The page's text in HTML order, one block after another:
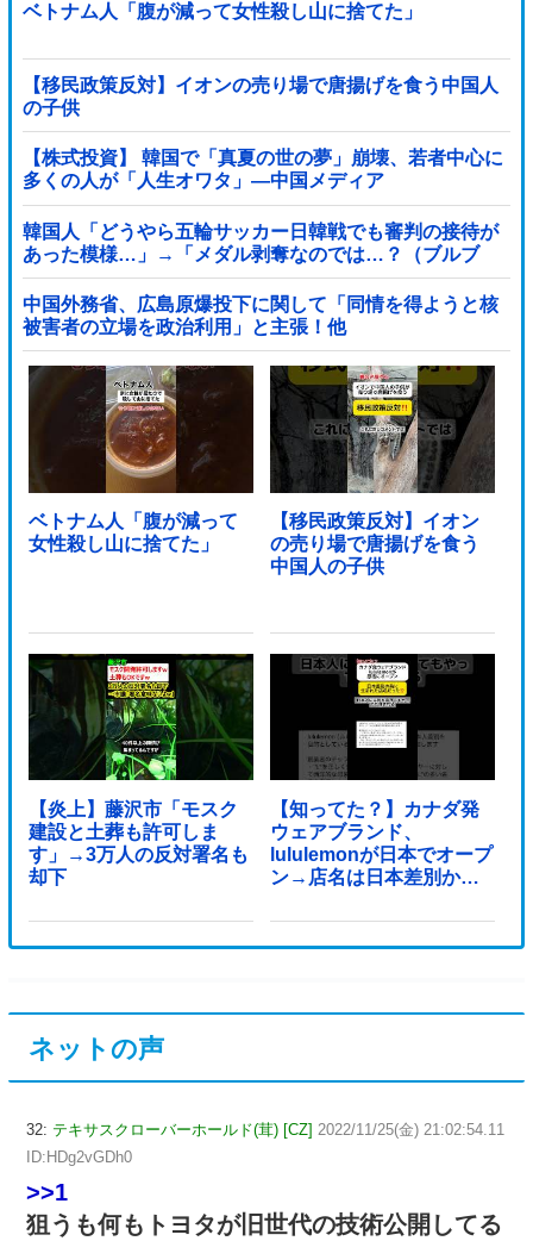
ベトナム人「腹が減って女性殺し山に捨てた」
【移民政策反対】イオンの売り場で唐揚げを食う中国人
の子供
【株式投資】 韓国で「真夏の世の夢」崩壊、若者中心に
多くの人が「人生オワタ」―中国メディア
韓国人「どうやら五輪サッカー日韓戦でも審判の接待が
あった模様…」→「メダル剥奪なのでは…？（ブルブ
ル」＝韓国の反応
中国外務省、広島原爆投下に関して「同情を得ようと核
被害者の立場を政治利用」と主張！他
ベトナム人「腹が減って
女性殺し山に捨てた」
【移民政策反対】イオン
の売り場で唐揚げを食う
中国人の子供
【炎上】藤沢市「モスク
建設と土葬も許可しま
す」→3万人の反対署名も
却下
【知ってた？】カナダ発
ウェアブランド、
lululemonが日本でオープ
ン→店名は日本差別から
ネットの声
32: テキサスクローバーホールド(茸) [CZ] 2022/11/25(金) 21:02:54.11
ID:HDg2vGDh0
>>1
狙うも何もトヨタが旧世代の技術公開してる